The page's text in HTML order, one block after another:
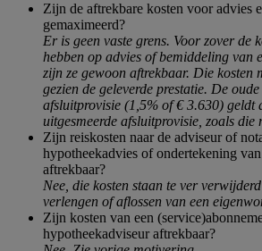
Zijn de aftrekbare kosten voor advies
gemaximeerd?
Er is geen vaste grens. Voor zover de
hebben op advies of bemiddeling van
zijn ze gewoon aftrekbaar. Die kosten
gezien de geleverde prestatie. De
afsluitprovisie (1,5% of € 3.630) geldt
uitgesmeerde afsluitprovisie, zoals die
Zijn reiskosten naar de adviseur of
hypotheekadvies of ondertekening
aftrekbaar?
Nee, die kosten staan te ver
verlengen of aflossen van een
Zijn kosten van een
hypotheekadviseur aftrekbaar?